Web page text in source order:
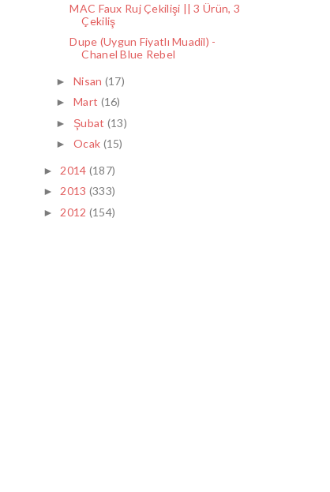
MAC Faux Ruj Çekilişi || 3 Ürün, 3
Çekiliş
Dupe (Uygun Fiyatlı Muadil) -
Chanel Blue Rebel
►Nisan (17)
►Mart (16)
► Şubat (13)
►Ocak (15)
► 2014 (187)
►2013 (333)
► 2012 (154)